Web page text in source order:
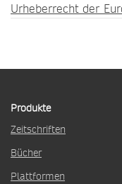
Urheberrecht der
Produkte
Zeitschriften
Bücher
Plattformen